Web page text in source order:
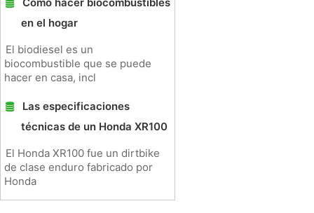
en el hogar
El biodiesel es un
biocombustible que se puede
hacer en casa, incl
Las especificaciones
técnicas de un Honda XR100
El Honda XR100 fue un dirtbike
de clase enduro fabricado por
Honda